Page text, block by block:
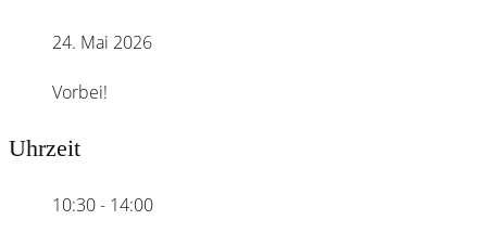
24. Mai 2026
Vorbei!
Uhrzeit
10:30 - 14:00